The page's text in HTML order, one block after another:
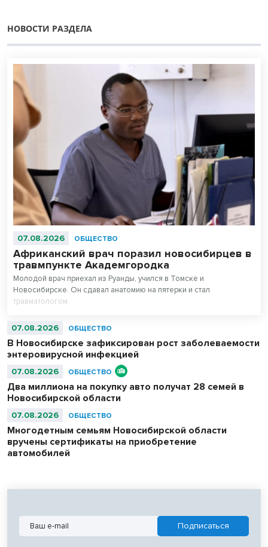
НОВОСТИ РАЗДЕЛА
07.08.2026 ОБЩЕСТВО
Африканский врач поразил новосибирцев в
травмпункте Академгородка
Молодой врач приехал из Руанды, учился в Томске и
Новосибирске. Он сдавал анатомию на пятерки и стал
травматологом.
07.08.2026 ОБЩЕСТВО
В Новосибирске зафиксирован рост заболеваемости
энтеровирусной инфекцией
07.08.2026 ОБЩЕСТВО
Два миллиона на покупку авто получат 28 семей в
Новосибирской области
07.08.2026 ОБЩЕСТВО
Многодетным семьям Новосибирской области
вручены сертификаты на приобретение
автомобилей